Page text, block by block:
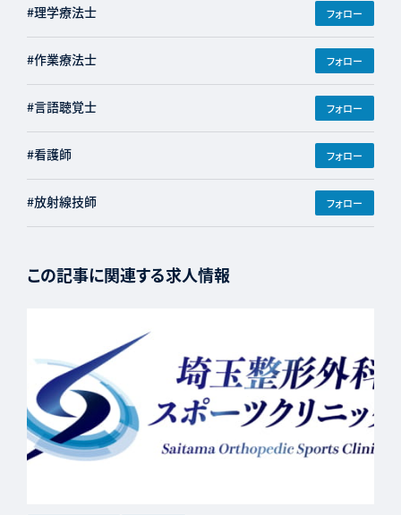
#理学療法士 フォロー
#作業療法士 フォロー
#言語聴覚士 フォロー
#看護師 フォロー
#放射線技師 フォロー
この記事に関連する求人情報